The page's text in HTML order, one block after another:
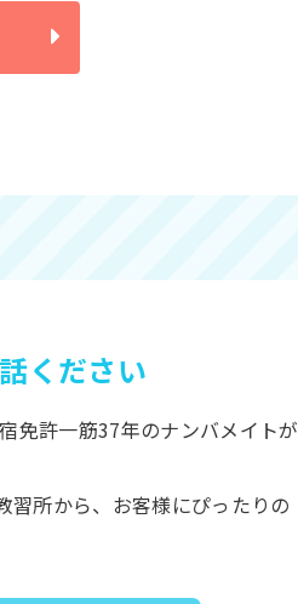
ください
免許一筋37年のナンバメイトが
所から、お客様にぴったりの